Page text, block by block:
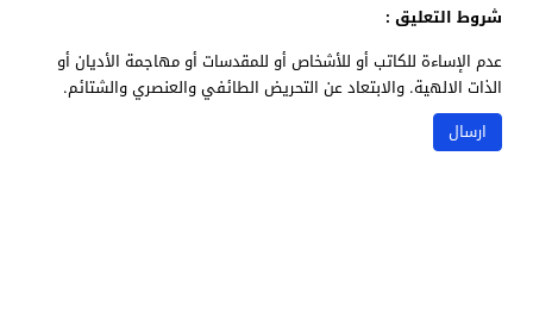
شروط التعليق :
عدم الإساءة للكاتب أو للأشخاص أو للمقدسات أو مهاجمة الأديان أو
الذات الالهية. والابتعاد عن التحريض الطائفي والعنصري والشتائم.